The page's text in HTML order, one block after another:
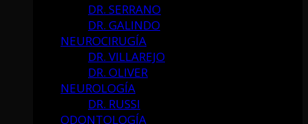
DR. SERRANO
DR. GALINDO
NEUROCIRUGÍA
DR. VILLAREJO
DR. OLIVER
NEUROLOGÍA
DR. RUSSI
ODONTOLOGÍA